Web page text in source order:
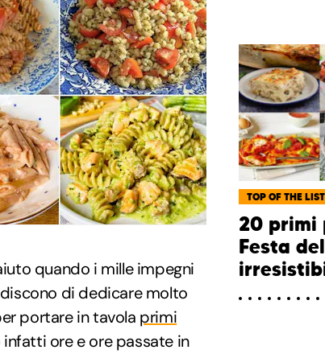
quando i mille impegni
di dedicare molto
portare in tavola primi
ore e ore passate in
TOP OF THE LIST
20 primi
Festa